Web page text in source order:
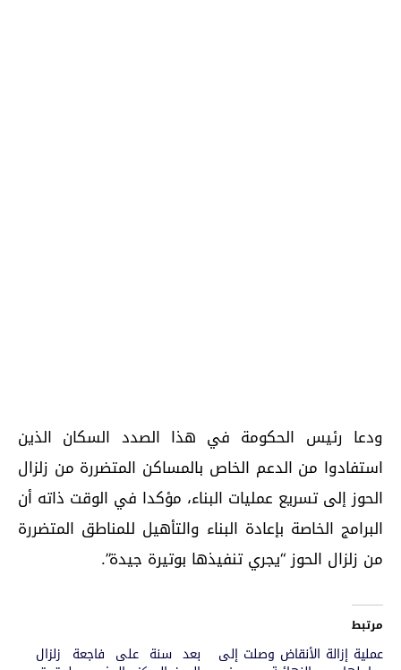
‎ودعا رئيس الحكومة في هذا الصدد السكان الذين
استفادوا من الدعم الخاص بالمساكن المتضررة من ‏زلزال
الحوز إلى تسريع عمليات البناء، مؤكدا في الوقت ذاته أن
البرامج الخاصة بإعادة البناء والتأهيل ‏للمناطق المتضررة
من زلزال الحوز “يجري ‏تنفيذها بوتيرة جيدة‎”.
مرتبط
عملية إزالة الأنقاض وصلت إلى بعد سنة على فاجعة زلزال